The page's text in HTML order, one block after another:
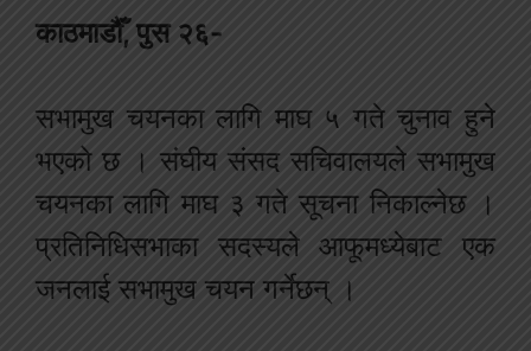
काठमाडौँ, पुस २६-
सभामुख चयनका लागि माघ ५ गते चुनाव हुने
भएको छ । संघीय संसद सचिवालयले सभामुख
चयनका लागि माघ ३ गते सूचना निकाल्नेछ ।
प्रतिनिधिसभाका सदस्यले आफूमध्येबाट एक
जनलाई सभामुख चयन गर्नेछन् ।